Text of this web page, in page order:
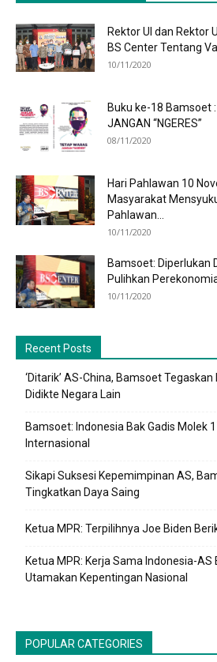
Rektor UI dan Rektor
BS Center Tentang
10/11/2020
Buku ke-18 Bamsoet
JANGAN “NGERES”
08/11/2020
Hari Pahlawan 10
Masyarakat
Pahlawan...
10/11/2020
Bamsoet: Diperlukan
Pulihkan
10/11/2020
Recent Posts
‘Ditarik’ AS-China, Bamsoet
Didikte Negara Lain
Bamsoet: Indonesia Bak Gadis Molek
Internasional
Sikapi Suksesi Kepemimpinan AS,
Tingkatkan Daya Saing
Ketua MPR: Terpilihnya Joe Biden
Ketua MPR: Kerja Sama Indonesia-AS
Utamakan Kepentingan Nasional
POPULAR CATEGORIES